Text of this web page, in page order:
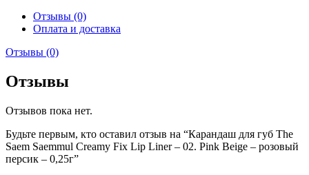
Отзывы (0)
Оплата и доставка
Отзывы (0)
Отзывы
Отзывов пока нет.
Будьте первым, кто оставил отзыв на “Карандаш для губ The
Saem Saemmul Creamy Fix Lip Liner – 02. Pink Beige – розовый
персик – 0,25г”